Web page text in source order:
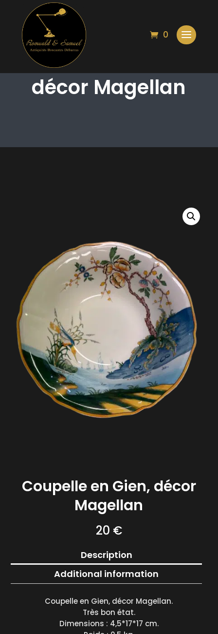
0
Coupelle en Gien,
décor Magellan
Coupelle en Gien, décor
Magellan
20 €
Description
Additional information
Coupelle en Gien, décor Magellan.
Très bon état.
Dimensions : 4,5*17*17 cm.